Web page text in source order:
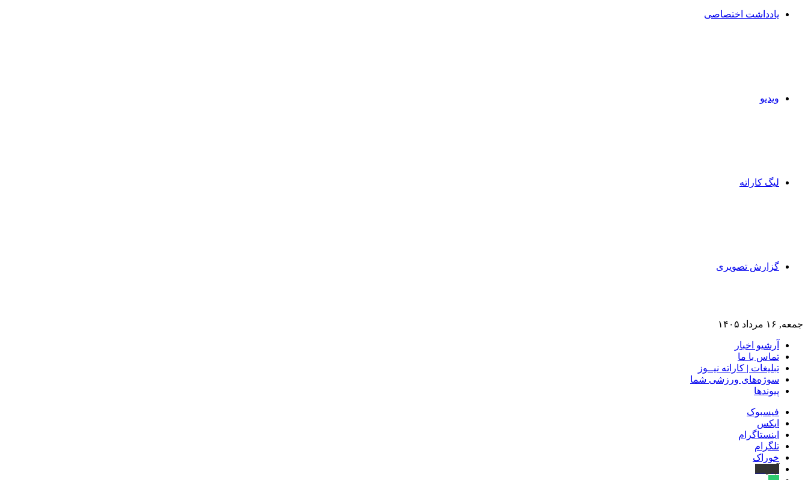
یادداشت اختصاصی
ویدیو
لیگ کاراته
گزارش تصویری
جمعه, ۱۶ مرداد ۱۴۰۵
آرشیو اخبار
تماس‌ با‌ ما
تبلیغات | کاراته نیــوز
سوژه‌های ورزشی شما
پیوندها
فیسبوک
ایکس
اینستاگرام
تلگرام
خوراک